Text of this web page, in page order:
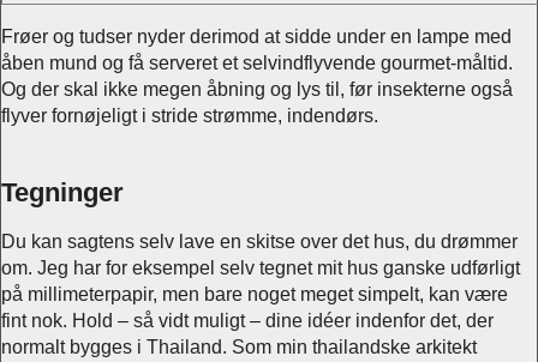
Frøer og tudser nyder derimod at sidde under en lampe med
åben mund og få serveret et selvindflyvende gourmet-måltid.
Og der skal ikke megen åbning og lys til, før insekterne også
flyver fornøjeligt i stride strømme, indendørs.
Tegninger
Du kan sagtens selv lave en skitse over det hus, du drømmer
om. Jeg har for eksempel selv tegnet mit hus ganske udførligt
på millimeterpapir, men bare noget meget simpelt, kan være
fint nok. Hold – så vidt muligt – dine idéer indenfor det, der
normalt bygges i Thailand. Som min thailandske arkitekt